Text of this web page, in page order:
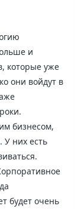
и
которые уже
они войдут в
бизнесом,
У них есть
будет очень